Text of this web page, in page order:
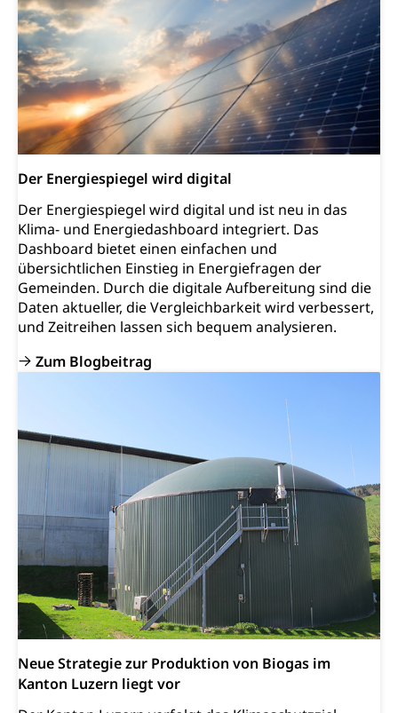
Der Energiespiegel wird digital
Der Energiespiegel wird digital und ist neu in das
Klima- und Energiedashboard integriert. Das
Dashboard bietet einen einfachen und
übersichtlichen Einstieg in Energiefragen der
Gemeinden. Durch die digitale Aufbereitung sind die
Daten aktueller, die Vergleichbarkeit wird verbessert,
und Zeitreihen lassen sich bequem analysieren.
Zum Blogbeitrag
Neue Strategie zur Produktion von Biogas im
Kanton Luzern liegt vor